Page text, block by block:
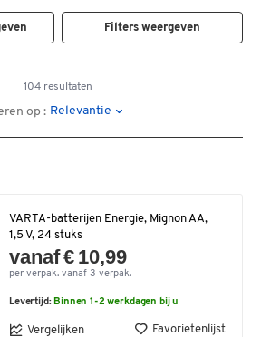
Filters weergeven
104 resultaten
op : Relevantie
VARTA-batterijen Energie, Mignon AA,
1,5 V, 24 stuks
vanaf € 10,99
per verpak. vanaf 3 verpak.
Levertijd: Binnen 1-2 werkdagen bij u
Vergelijken Favorietenlijst